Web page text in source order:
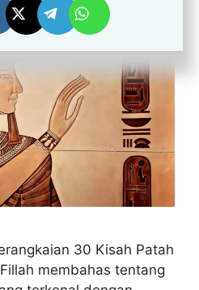
30 Kisah Patah
membahas tentang